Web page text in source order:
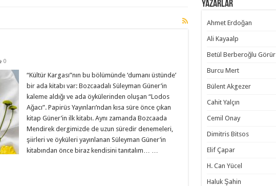
0
“Kültür Kargası”nın bu bölümünde ‘dumanı üstünde’
bir ada kitabı var: Bozcaadalı Süleyman Güner’in
kaleme aldığı ve ada öykülerinden oluşan “Lodos
Ağacı”. Papirüs Yayınları’ndan kısa süre önce çıkan
kitap Güner’in ilk kitabı. Aynı zamanda Bozcaada
Mendirek dergimizde de uzun süredir denemeleri,
şiirleri ve öyküleri yayınlanan Süleyman Güner’in
kitabından önce biraz kendisini tanıtalım… …
Yazarlar
Ahmet Erdoğan
Ali Kayaalp
Betül Berberoğlu Görür
Burcu Mert
Bülent Akgezer
Cahit Yalçın
Cemil Onay
Dimitris Bitsos
Elif Çapar
H. Can Yücel
Haluk Şahin